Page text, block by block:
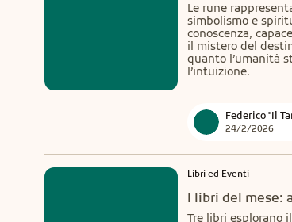
Le rune
simbolismo e
conoscenza,
il mistero del
quanto l’umanità
l’intuizione.
Federico "Il
24/2/2026
Libri ed Eventi
I libri del mese:
Tre libri esplorano